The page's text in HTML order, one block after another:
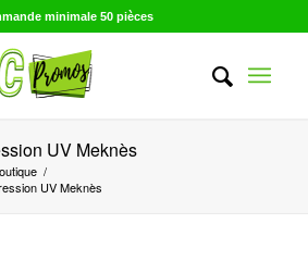
minimale 50 pièces
UV Meknès
/
UV Meknès